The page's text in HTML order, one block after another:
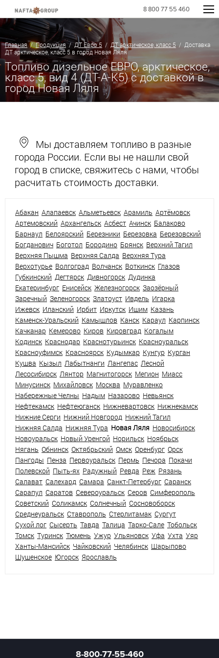
8 800 77 55 460
Главная/Продукция/ДТ Евро 5 / ДТ арктическое, класс 5 / Доставка
ДТ арктическое, класс 5 в город Новая Ляля
Топливо дизельное ЕВРО, арктическое,
класс 5, вид 4 (ДТ-А-К5) с доставкой в
город Новая Ляля
Мы доставляем топливо в разные
города России. Если вы не нашли свой
город в списке, свяжитесь с нами, чтобы
расчитать стоимость доставки.
Абакан Алапаевск Альметьевск Арамиль Артёмовск
Артемовский Архангельск Асбест Ачинск Балаково
Барнаул Белоярский Березники Березовка Березовский
Богданович Боготол Бородино Брянск Верхний Тагил
Верхняя Пышма Верхняя Салда Верхняя Тура
Верхотурье Волгоград Волчанск Воткинск Глазов
Губкинский Дегтярск Дивногорск Дудинка
Екатеринбург Енисейск Железногорск Заозёрный
Заречный Зеленогорск Златоуст Ивдель Игарка
Ижевск Иланский Ирбит Иркутск Ишим Казань
Каменск-Уральский Камышлов Канск Караул Карпинск
Качканар Кемерово Киров Кировград Когалым
Кодинск Краснодар Краснотурьинск Красноуральск
Красноуфимск Красноярск Кудымкар Кунгур Курган
Кушва Кызыл Лабытнанги Лангепас Лесной
Лесосибирск Лянтор Магнитогорск Мегион Миасс
Минусинск Михайловск Москва Муравленко
Набережные Челны Надым Назарово Невьянск
Нефтекамск Нефтеюганск Нижневартовск Нижнекамск
Нижние Серги Нижний Новгород Нижний Тагил
Нижняя Салда Нижняя Тура Новая Ляля Новосибирск
Новоуральск Новый Уренгой Норильск Ноябрьск
Нягань Обнинск Октябрьский Омск Оренбург Орск
Пангоды Пенза Первоуральск Пермь Печора Покачи
Полевской Пыть-ях Радужный Ревда Реж Рязань
Салават Салехард Самара Санкт-Петербург Саранск
Сарапул Саратов Североуральск Серов Симферополь
Советский Соликамск Солнечный Сосновоборск
Среднеуральск Ставрополь Стерлитамак Сургут
Сухой лог Сысерть Тавда Талица Тарко-Сале Тобольск
Томск Туринск Тюмень Ужур Ульяновск Уфа Ухта Уяр
Ханты-Мансийск Чайковский Челябинск Шарыпово
Шушенское Югорск Ярославль
8-800-77-55-460